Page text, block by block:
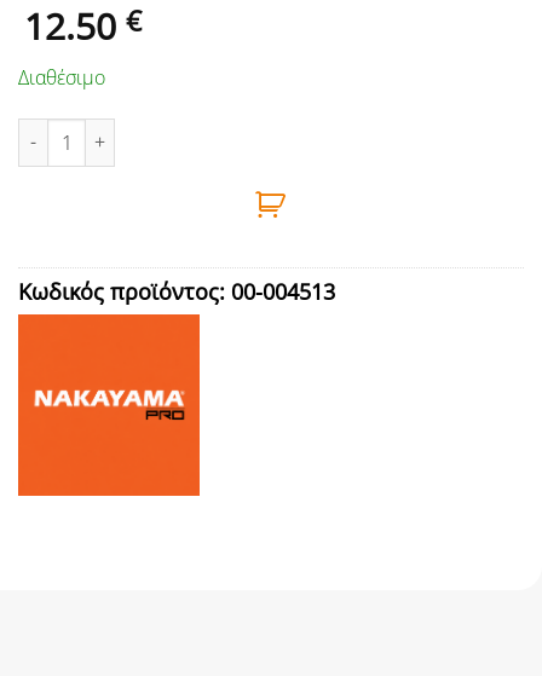
12.50 €
Διαθέσιμο
ΔΙΑΝΟΜΕΑΣ 4 ΕΞΟΔΩΝ NAKAYAMA - GH9220 ποσότητα
Κωδικός προϊόντος: 00-004513